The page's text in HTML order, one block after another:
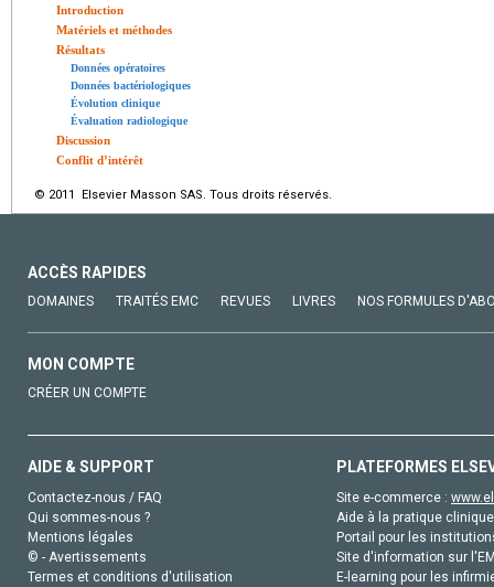
Introduction
Matériels et méthodes
Résultats
Données opératoires
Données bactériologiques
Évolution clinique
Évaluation radiologique
Discussion
Conflit d’intérêt
© 2011 Elsevier Masson SAS. Tous droits réservés.
ACCÈS RAPIDES
DOMAINES TRAITÉS EMC REVUES LIVRES NOS FORMULES
MON COMPTE
CRÉER UN COMPTE
AIDE & SUPPORT
Contactez-nous / FAQ
Qui sommes-nous ?
Mentions légales
© - Avertissements
Termes et conditions d'utilisation
PLATEFORMES
Site e-commerce :
Aide à la pratique
Portail pour les
Site d'information sur
E-learning pour les